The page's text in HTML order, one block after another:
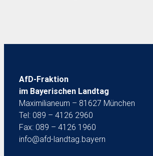
AfD-Fraktion
im Bayerischen Landtag
Maximilianeum – 81627 München
Tel: 089 – 4126 2960
Fax: 089 – 4126 1960
info@afd-landtag.bayern